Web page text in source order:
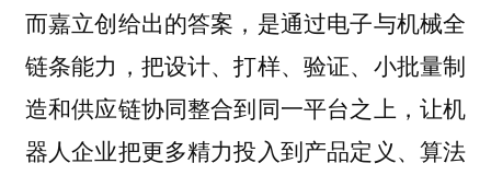
而嘉立创给出的答案，是通过电子与机械全
链条能力，把设计、打样、验证、小批量制
造和供应链协同整合到同一平台之上，让机
器人企业把更多精力投入到产品定义、算法